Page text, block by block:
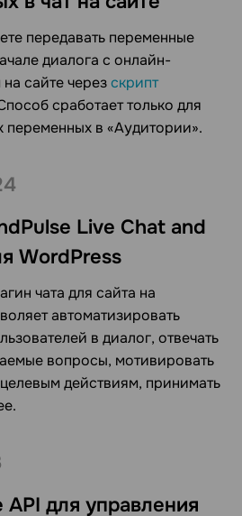
передавать переменные
диалога с онлайн-
сайте черезскрипт
сработает только для
в «Аудитории».
Live Chat and
WordPress
чата для сайта на
автоматизировать
в диалог, отвечать
вопросы, мотивировать
действиям, принимать
для управления